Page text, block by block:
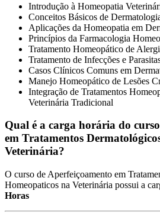
Introdução à Homeopatia
Conceitos Básicos de
Aplicações da Homeopatia em
Princípios da Farmacologia
Tratamento Homeopático de
Tratamento de Infecções e
Casos Clínicos Comuns em
Manejo Homeopático de Lesões
Integração de Tratamentos
Veterinária Tradicional
Qual é a carga horária do
em Tratamentos
Veterinária?
O curso de Aperfeiçoamento em
Homeopaticos na Veterinária possui a
Horas